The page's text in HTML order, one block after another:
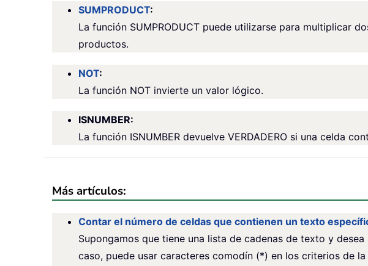
SUMPRODUCT:
La función SUMPRODUCT puede utilizarse para multiplicar
productos.
NOT:
La función NOT invierte un valor lógico.
ISNUMBER:
La función ISNUMBER devuelve VERDADERO si una celda
Más artículos:
Contar el número de celdas que contienen un texto
Supongamos que tiene una lista de cadenas de texto y
caso, puede usar caracteres comodín (*) en los criterios de